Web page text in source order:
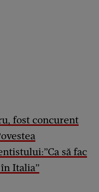
fost concurent
să fac
Italia”